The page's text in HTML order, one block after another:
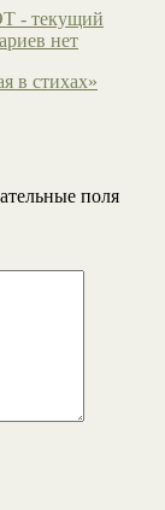
- текущий
нет
в стихах»
поля